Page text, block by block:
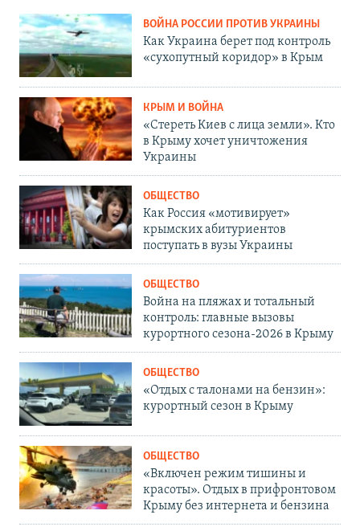
ВОЙНА РОССИИ ПРОТИВ УКРАИНЫ
Как Украина берет под контроль
«сухопутный коридор» в Крым
КРЫМ И ВОЙНА
«Стереть Киев с лица земли». Кто
в Крыму хочет уничтожения
Украины
ОБЩЕСТВО
Как Россия «мотивирует»
крымских абитуриентов
поступать в вузы Украины
ОБЩЕСТВО
Война на пляжах и тотальный
контроль: главные вызовы
курортного сезона-2026 в Крыму
ОБЩЕСТВО
«Отдых с талонами на бензин»:
курортный сезон в Крыму
ОБЩЕСТВО
«Включен режим тишины и
красоты». Отдых в прифронтовом
Крыму без интернета и бензина